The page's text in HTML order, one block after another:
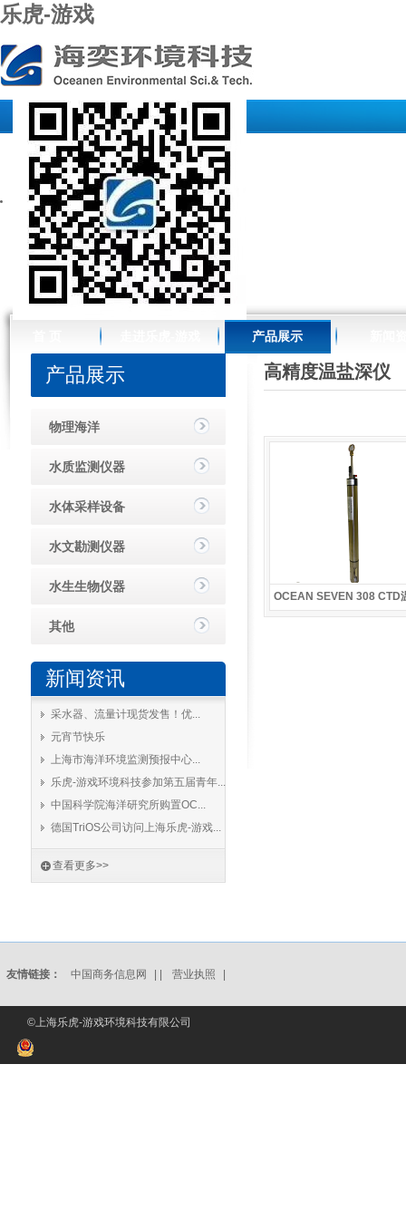
乐虎-游戏
产品展示
产品展示
物理海洋
水质监测仪器
水体采样设备
水文勘测仪器
水生生物仪器
其他
新闻资讯
采水器、流量计现货发售！优...
元宵节快乐
上海市海洋环境监测预报中心...
乐虎-游戏环境科技参加第五届青年...
中国科学院海洋研究所购置OC...
德国TriOS公司访问上海乐虎-游戏...
查看更多>>
高精度温盐深仪
OCEAN SEVEN 308 CTD
友情链接： 中国商务信息网 营业执照
©上海乐虎-游戏环境科技有限公司